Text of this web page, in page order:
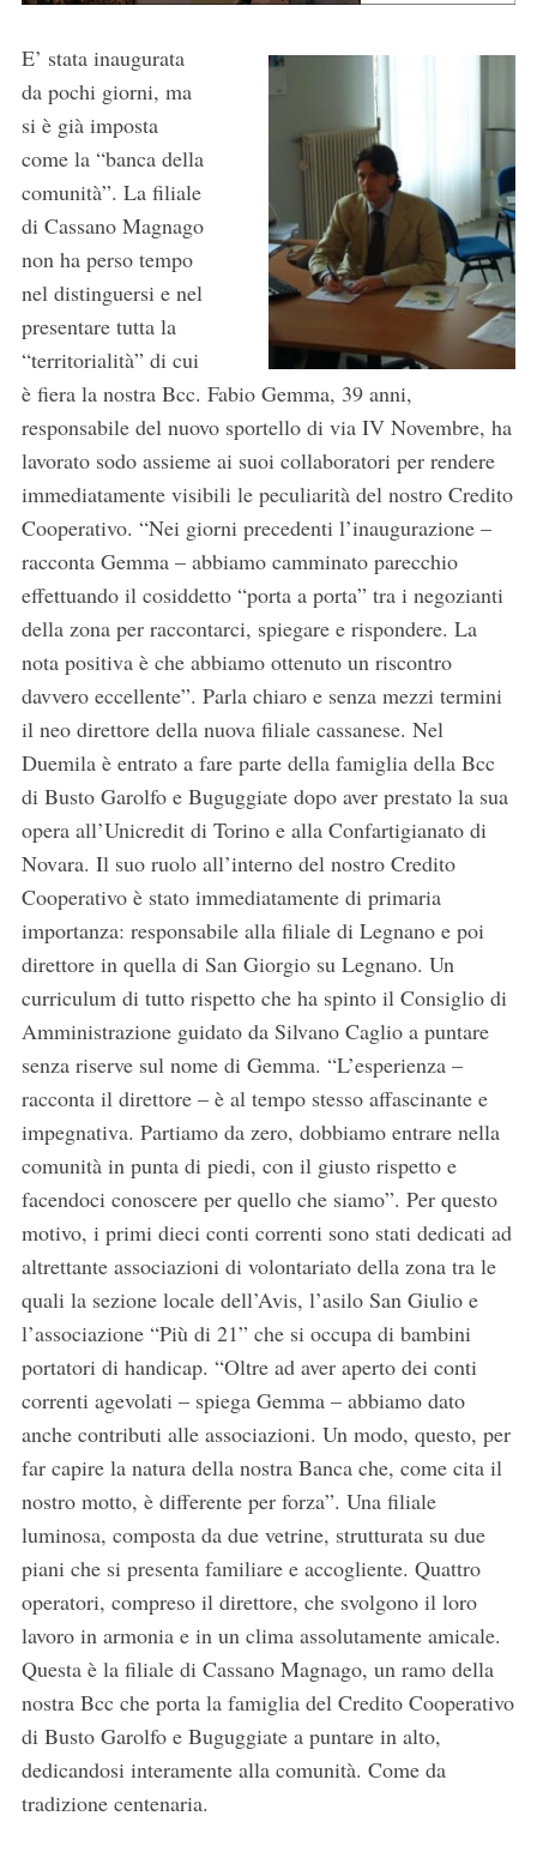
E’ stata inaugurata
da pochi giorni, ma
si è già imposta
come la “banca della
comunità”. La filiale
di Cassano Magnago
non ha perso tempo
nel distinguersi e nel
presentare tutta la
“territorialità” di cui
è fiera la nostra Bcc. Fabio Gemma, 39 anni,
responsabile del nuovo sportello di via IV Novembre, ha
lavorato sodo assieme ai suoi collaboratori per rendere
immediatamente visibili le peculiarità del nostro Credito
Cooperativo. “Nei giorni precedenti l’inaugurazione –
racconta Gemma – abbiamo camminato parecchio
effettuando il cosiddetto “porta a porta” tra i negozianti
della zona per raccontarci, spiegare e rispondere. La
nota positiva è che abbiamo ottenuto un riscontro
davvero eccellente”. Parla chiaro e senza mezzi termini
il neo direttore della nuova filiale cassanese. Nel
Duemila è entrato a fare parte della famiglia della Bcc
di Busto Garolfo e Buguggiate dopo aver prestato la sua
opera all’Unicredit di Torino e alla Confartigianato di
Novara. Il suo ruolo all’interno del nostro Credito
Cooperativo è stato immediatamente di primaria
importanza: responsabile alla filiale di Legnano e poi
direttore in quella di San Giorgio su Legnano. Un
curriculum di tutto rispetto che ha spinto il Consiglio di
Amministrazione guidato da Silvano Caglio a puntare
senza riserve sul nome di Gemma. “L’esperienza –
racconta il direttore – è al tempo stesso affascinante e
impegnativa. Partiamo da zero, dobbiamo entrare nella
comunità in punta di piedi, con il giusto rispetto e
facendoci conoscere per quello che siamo”. Per questo
motivo, i primi dieci conti correnti sono stati dedicati ad
altrettante associazioni di volontariato della zona tra le
quali la sezione locale dell’Avis, l’asilo San Giulio e
l’associazione “Più di 21” che si occupa di bambini
portatori di handicap. “Oltre ad aver aperto dei conti
correnti agevolati – spiega Gemma – abbiamo dato
anche contributi alle associazioni. Un modo, questo, per
far capire la natura della nostra Banca che, come cita il
nostro motto, è differente per forza”. Una filiale
luminosa, composta da due vetrine, strutturata su due
piani che si presenta familiare e accogliente. Quattro
operatori, compreso il direttore, che svolgono il loro
lavoro in armonia e in un clima assolutamente amicale.
Questa è la filiale di Cassano Magnago, un ramo della
nostra Bcc che porta la famiglia del Credito Cooperativo
di Busto Garolfo e Buguggiate a puntare in alto,
dedicandosi interamente alla comunità. Come da
tradizione centenaria.
S
e
a